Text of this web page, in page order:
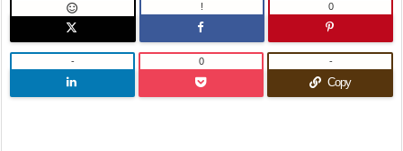
 ! 0
- 0
Copy
-